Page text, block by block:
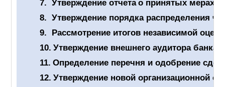
7. Утверждение отчета о принятых мерах
8. Утверждение порядка распределения
9. Рассмотрение итогов независимой
10. Утверждение внешнего аудитора банка
11. Определение перечня и одобрение
12. Утверждение новой организационной